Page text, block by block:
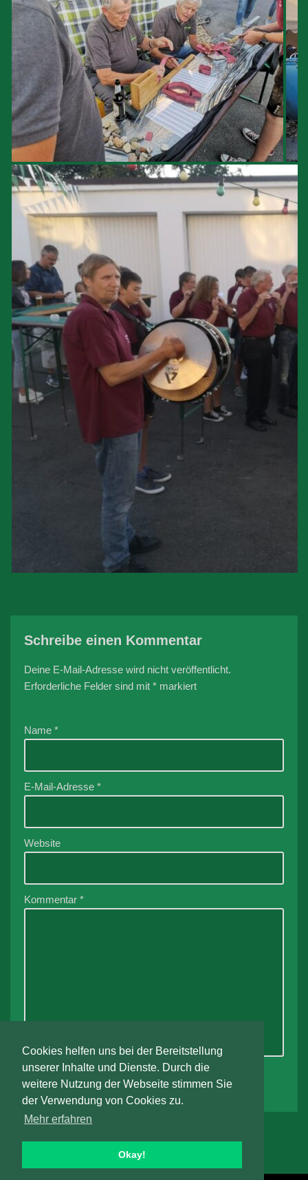
Cookies helfen uns bei der Bereitstellung
unserer Inhalte und Dienste. Durch die
weitere Nutzung der Webseite stimmen Sie
der Verwendung von Cookies zu.
Mehr erfahren
Okay!
Schreibe einen Kommentar
Deine E-Mail-Adresse wird nicht veröffentlicht.
Erforderliche Felder sind mit * markiert
Name *
E-Mail-Adresse *
Website
Kommentar *